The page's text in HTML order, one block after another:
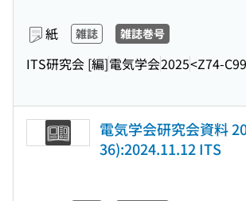
紙 雑誌 雑誌巻号
ITS研究会 [編]電気学会2025<Z74-
電気学会研究会資料
36):2024.11.12 ITS